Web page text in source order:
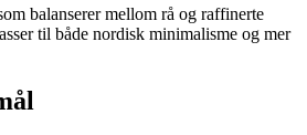
balanserer mellom rå og raffinerte
til både nordisk minimalisme og mer